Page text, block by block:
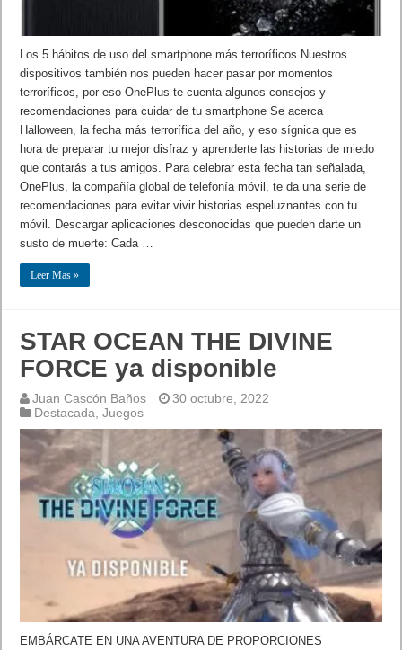
Los 5 hábitos de uso del smartphone más terroríficos Nuestros
dispositivos también nos pueden hacer pasar por momentos
terroríficos, por eso OnePlus te cuenta algunos consejos y
recomendaciones para cuidar de tu smartphone Se acerca
Halloween, la fecha más terrorífica del año, y eso sígnica que es
hora de preparar tu mejor disfraz y aprenderte las historias de miedo
que contarás a tus amigos. Para celebrar esta fecha tan señalada,
OnePlus, la compañía global de telefonía móvil, te da una serie de
recomendaciones para evitar vivir historias espeluznantes con tu
móvil. Descargar aplicaciones desconocidas que pueden darte un
susto de muerte: Cada …
Leer Mas »
STAR OCEAN THE DIVINE
FORCE ya disponible
Juan Cascón Baños
30 octubre, 2022
Destacada,Juegos
EMBÁRCATE EN UNA AVENTURA DE PROPORCIONES